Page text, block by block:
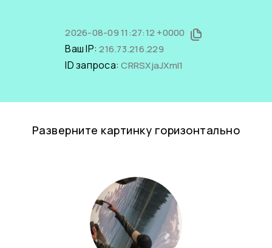
2026-08-09 11:27:12 +0000
Ваш IP:216.73.216.229
ID запроса:CRRSXjaJXmI1
Разверните картинку горизонтально